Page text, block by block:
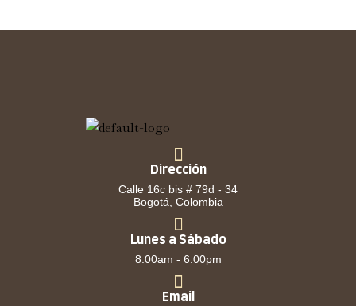
Dirección
Calle 16c bis # 79d - 34
Bogotá, Colombia
Lunes a Sábado
8:00am - 6:00pm
Email